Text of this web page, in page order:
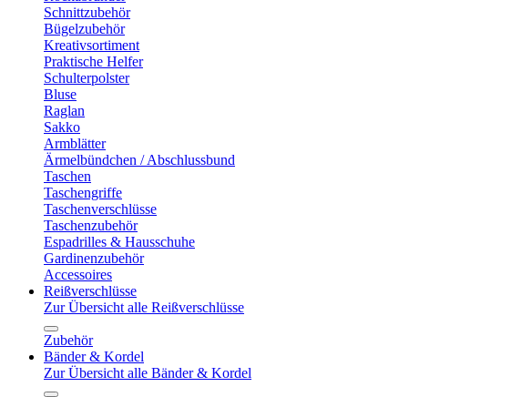
Schnittzubehör
Bügelzubehör
Kreativsortiment
Praktische Helfer
Schulterpolster
Bluse
Raglan
Sakko
Armblätter
Ärmelbündchen / Abschlussbund
Taschen
Taschengriffe
Taschenverschlüsse
Taschenzubehör
Espadrilles & Hausschuhe
Gardinenzubehör
Accessoires
Reißverschlüsse
Zur Übersicht alle Reißverschlüsse
Zubehör
Bänder & Kordel
Zur Übersicht alle Bänder & Kordel